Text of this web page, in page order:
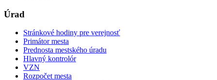
Úrad
Stránkové hodiny pre verejnosť
Primátor mesta
Prednosta mestského úradu
Hlavný kontrolór
VZN
Rozpočet mesta